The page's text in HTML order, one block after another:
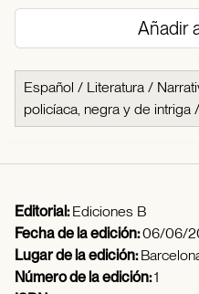
Añadir
Español / Literatura /
policíaca, negra y de intriga /
Editorial:Ediciones B
Fecha de la edición:06/06/
Lugar de la edición:
Número de la edición:1